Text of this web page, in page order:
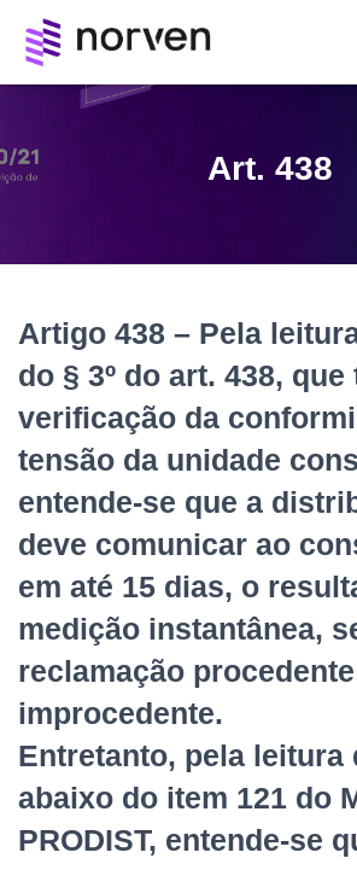
Art. 438
Artigo 438 – Pela
do § 3º do art. 438, que
verificação da
tensão da unidade
entende-se que a
deve comunicar ao
em até 15 dias, o
medição instantânea,
reclamação
improcedente.
Entretanto, pela leitura
abaixo do item 121 do
PRODIST, entende-se